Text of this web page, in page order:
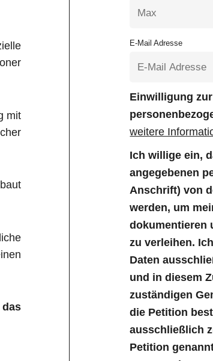
mit
E-Mail Adresse
Einwilligung
weitere
Ich willige ein,
angegebenen
Anschrift) von
werden, um
dokumentieren
zu verleihen.
Daten
und in diesem
zuständigen
die Petition
ausschließlich
Petition